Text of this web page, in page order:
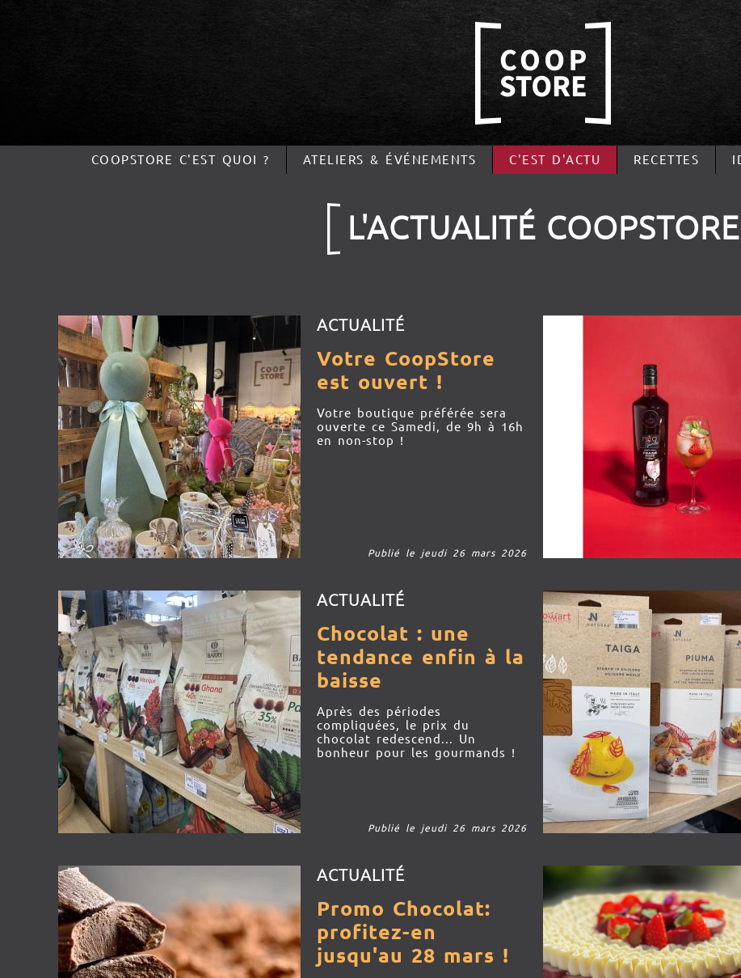
COOPSTORE C'EST QUOI ? ATELIERS & ÉVÉNEMENTS C'EST D'ACTU RECETTES
L'ACTUALITÉ COOPSTORE
ACTUALITÉ
Votre CoopStore
est ouvert !
Votre boutique préférée sera
ouverte ce Samedi, de 9h à 16h
en non-stop !
Publié le jeudi 26 mars 2026
ACTUALITÉ
Chocolat : une
tendance enfin à la
baisse
Après des périodes
compliquées, le prix du
chocolat redescend... Un
bonheur pour les gourmands !
Publié le jeudi 26 mars 2026
ACTUALITÉ
Promo Chocolat:
profitez-en
jusqu'au 28 mars !